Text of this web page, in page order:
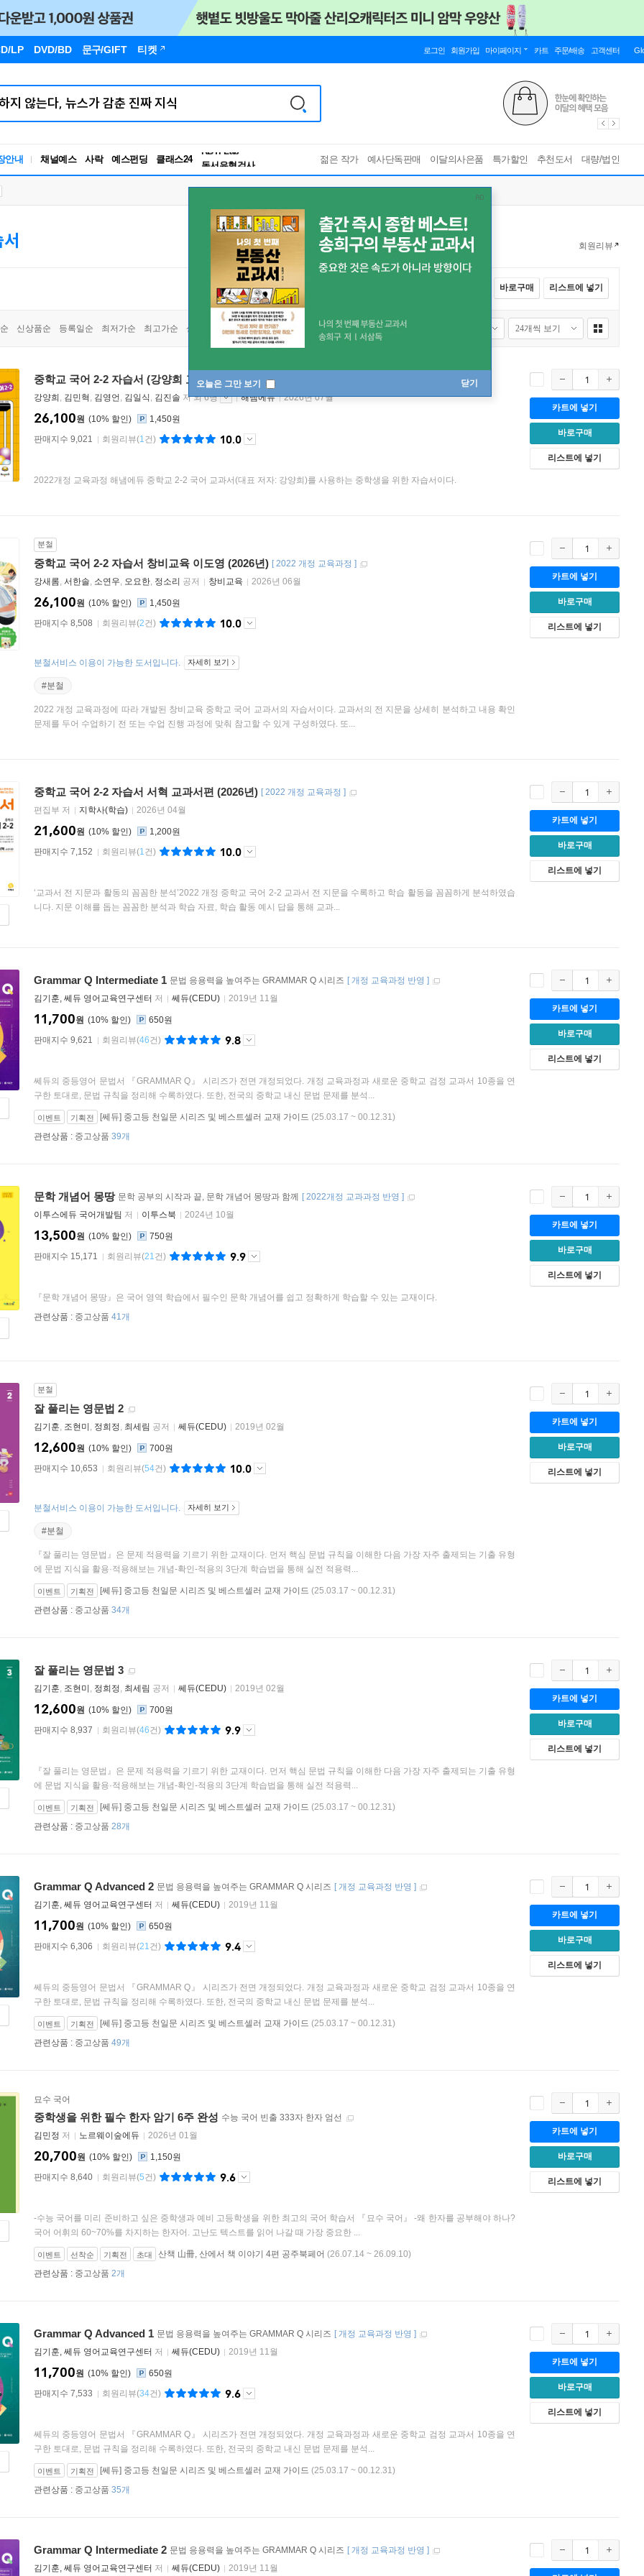
LP DVD/BD 문구/GIFT 티켓 로그인 회원가입 마이페이지 카트 주문/배송 고객센터
안내 채널예스 사락 예스펀딩 클래스24
독서유형검사
젊은 작가 예사단독판매 이달의사은품 특가할인 추천도서 대량/법인
오늘은 그만 보기 닫기
회원리뷰
바로구매 리스트에 넣기
신상품순 등록일순 최저가순 최고가순 상품명순
중학교 국어 2-2 자습서 (강양희 교과서편) [2022 개정 교육과정
강양희 , 김민혁 , 김영언 , 김일식 , 김진솔 저 외 6명 해냄에듀 2026년 07월
10%
26,100원
1,450원
판매지수 9,021
회원리뷰(1건) 10.0
2022개정 교육과정 해냄에듀 중학교 2-2 국어 교과서(대표 저자: 강양희)를 사용하는 중학생을 위한 자습서이다.
카트에 넣기
바로구매
리스트에 넣기
분철
중학교 국어 2-2 자습서 창비교육 이도영 (2026년) [2022 개정 교육과정 ]
강새롬, 서한솔, 소연우, 오요한, 정소리 공저 창비교육 2026년 06월
10%
26,100원
1,450원
판매지수 8,508
회원리뷰(2건) 10.0
분철서비스 이용이 가능한 도서입니다. 자세히 보기
#분철
2022 개정 교육과정에 따라 개발된 창비교육 중학교 국어 교과서의 자습서이다. 교과서의 전 지문을 상세히 분석하고 내용 확인
문제를 두어 수업하기 전 또는 수업 진행 과정에 맞춰 참고할 수 있게 구성하였다. 또...
카트에 넣기
바로구매
리스트에 넣기
중학교 국어 2-2 자습서 서혁 교과서편 (2026년) [2022 개정 교육과정 ]
편집부 저
지학사(학습) 2026년 04월
10%
21,600원
1,200원
판매지수 7,152
회원리뷰(1건) 10.0
‘교과서 전 지문과 활동의 꼼꼼한 분석’2022 개정 중학교 국어 2-2 교과서 전 지문을 수록하고 학습 활동을 꼼꼼하게 분석하였습
니다. 지문 이해를 돕는 꼼꼼한 분석과 학습 자료, 학습 활동 예시 답을 통해 교과...
카트에 넣기
바로구매
리스트에 넣기
Grammar Q Intermediate 1 문법 응용력을 높여주는 GRAMMAR Q 시리즈 [개정 교육과정 반영 ]
김기훈, 쎄듀 영어교육연구센터 저 쎄듀(CEDU) 2019년 11월
10%
11,700원
650원
판매지수 9,621
회원리뷰(46건) 9.8
쎄듀의 중등영어 문법서 『GRAMMAR Q』 시리즈가 전면 개정되었다. 개정 교육과정과 새로운 중학교 검정 교과서 10종을 연
구한 토대로, 문법 규칙을 정리해 수록하였다. 또한, 전국의 중학교 내신 문법 문제를 분석...
이벤트 기획전 [쎄듀] 중고등 천일문 시리즈 및 베스트셀러 교재 가이드 (25.03.17 ~ 00.12.31)
관련상품 : 중고상품 39개
카트에 넣기
바로구매
리스트에 넣기
문학 개념어 몽땅 문학 공부의 시작과 끝, 문학 개념어 몽땅과 함께 [2022개정 교과과정 반영 ]
이투스에듀 국어개발팀 저 이투스북 2024년 10월
10%
13,500원
750원
판매지수 15,171
회원리뷰(21건) 9.9
『문학 개념어 몽땅』은 국어 영역 학습에서 필수인 문학 개념어를 쉽고 정확하게 학습할 수 있는 교재이다.
관련상품 : 중고상품 41개
카트에 넣기
바로구매
리스트에 넣기
분철
잘 풀리는 영문법 2
김기훈, 조현미 , 정희정, 최세림 공저 쎄듀(CEDU) 2019년 02월
10%
12,600원
700원
판매지수 10,653
회원리뷰(54건) 10.0
분철서비스 이용이 가능한 도서입니다. 자세히 보기
#분철
『잘 풀리는 영문법』은 문제 적용력을 기르기 위한 교재이다. 먼저 핵심 문법 규칙을 이해한 다음 가장 자주 출제되는 기출 유형
에 문법 지식을 활용·적용해보는 개념-확인-적용의 3단계 학습법을 통해 실전 적용력...
이벤트 기획전 [쎄듀] 중고등 천일문 시리즈 및 베스트셀러 교재 가이드 (25.03.17 ~ 00.12.31)
관련상품 : 중고상품 34개
카트에 넣기
바로구매
리스트에 넣기
잘 풀리는 영문법 3
김기훈, 조현미 , 정희정, 최세림 공저 쎄듀(CEDU) 2019년 02월
10%
12,600원
700원
판매지수 8,937
회원리뷰(46건) 9.9
『잘 풀리는 영문법』은 문제 적용력을 기르기 위한 교재이다. 먼저 핵심 문법 규칙을 이해한 다음 가장 자주 출제되는 기출 유형
에 문법 지식을 활용·적용해보는 개념-확인-적용의 3단계 학습법을 통해 실전 적용력...
이벤트 기획전 [쎄듀] 중고등 천일문 시리즈 및 베스트셀러 교재 가이드 (25.03.17 ~ 00.12.31)
관련상품 : 중고상품 28개
카트에 넣기
바로구매
리스트에 넣기
Grammar Q Advanced 2 문법 응용력을 높여주는 GRAMMAR Q 시리즈 [개정 교육과정 반영 ]
김기훈, 쎄듀 영어교육연구센터 저 쎄듀(CEDU) 2019년 11월
10%
11,700원
650원
판매지수 6,306
회원리뷰(21건) 9.4
쎄듀의 중등영어 문법서 『GRAMMAR Q』 시리즈가 전면 개정되었다. 개정 교육과정과 새로운 중학교 검정 교과서 10종을 연
구한 토대로, 문법 규칙을 정리해 수록하였다. 또한, 전국의 중학교 내신 문법 문제를 분석...
이벤트 기획전 [쎄듀] 중고등 천일문 시리즈 및 베스트셀러 교재 가이드 (25.03.17 ~ 00.12.31)
관련상품 : 중고상품 49개
카트에 넣기
바로구매
리스트에 넣기
묘수 국어
중학생을 위한 필수 한자 암기 6주 완성 수능 국어 빈출 333자 한자 엄선
김민정 저 노르웨이숲에듀 2026년 01월
10%
20,700원
1,150원
판매지수 8,640
회원리뷰(5건) 9.6
-수능 국어를 미리 준비하고 싶은 중학생과 예비 고등학생을 위한 최고의 국어 학습서 『묘수 국어』 -왜 한자를 공부해야 하나?
국어 어휘의 60~70%를 차지하는 한자어. 고난도 텍스트를 읽어 나갈 때 가장 중요한 ...
이벤트 선착순 기획전 초대 산책 山冊, 산에서 책 이야기 4편 공주북페어 (26.07.14 ~ 26.09.10)
관련상품 : 중고상품 2개
카트에 넣기
바로구매
리스트에 넣기
Grammar Q Advanced 1 문법 응용력을 높여주는 GRAMMAR Q 시리즈 [개정 교육과정 반영 ]
김기훈, 쎄듀 영어교육연구센터 저 쎄듀(CEDU) 2019년 11월
10%
11,700원
650원
판매지수 7,533
회원리뷰(34건) 9.6
쎄듀의 중등영어 문법서 『GRAMMAR Q』 시리즈가 전면 개정되었다. 개정 교육과정과 새로운 중학교 검정 교과서 10종을 연
구한 토대로, 문법 규칙을 정리해 수록하였다. 또한, 전국의 중학교 내신 문법 문제를 분석...
이벤트 기획전 [쎄듀] 중고등 천일문 시리즈 및 베스트셀러 교재 가이드 (25.03.17 ~ 00.12.31)
관련상품 : 중고상품 35개
카트에 넣기
바로구매
리스트에 넣기
Grammar Q Intermediate 2 문법 응용력을 높여주는 GRAMMAR Q 시리즈 [개정 교육과정 반영 ]
김기훈, 쎄듀 영어교육연구센터 저 쎄듀(CEDU)
2019년 11월